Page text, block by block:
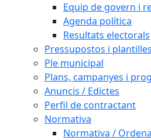
Equip de govern i
Agenda política
Resultats electorals
Pressupostos i plantilles
Ple municipal
Plans, campanyes i
Anuncis / Edictes
Perfil de contractant
Normativa
Normativa /